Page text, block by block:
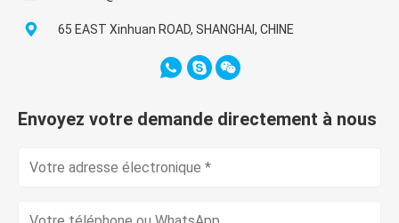
65 EAST Xinhuan ROAD, SHANGHAI, CHINE
Envoyez votre demande directement à nous